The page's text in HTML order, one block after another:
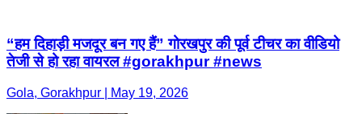
“हम दिहाड़ी मजदूर बन गए हैं” गोरखपुर की पूर्व टीचर का वीडियो
तेजी से हो रहा वायरल #gorakhpur #news
Gola, Gorakhpur | May 19, 2026